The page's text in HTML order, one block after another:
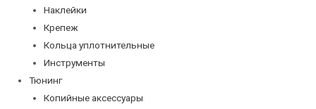
Наклейки
Крепеж
Кольца уплотнительные
Инструменты
Тюнинг
Копийные аксессуары